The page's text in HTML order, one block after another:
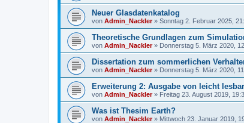
Neuer Glasdatenkatalog
von Admin_Nackler» Sonntag 2. Februar 2025,
Theoretische Grundlagen zum
von Admin_Nackler» Donnerstag 5. März 2020,
Dissertation zum sommerlichen
von Admin_Nackler» Donnerstag 5. März 2020,
Erweiterung 2: Ausgabe von leicht
von Admin_Nackler» Freitag 23. August 2019,
Was ist Thesim Earth?
von Admin_Nackler» Mittwoch 23. Januar 2019,